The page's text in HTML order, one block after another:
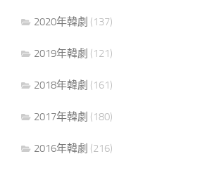
2020年韓劇 (137)
2019年韓劇 (121)
2018年韓劇 (161)
2017年韓劇 (180)
2016年韓劇 (216)